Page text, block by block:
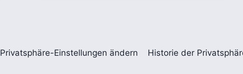
Privatsphäre-Einstellungen ändern Historie der